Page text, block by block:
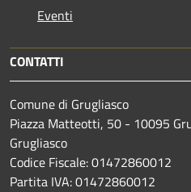
Eventi
CONTATTI
Comune di Grugliasco
Piazza Matteotti, 50 - 10095
Grugliasco
Codice Fiscale: 01472860012
Partita IVA: 01472860012